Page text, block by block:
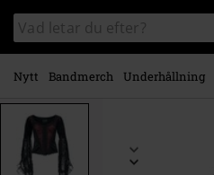
Gå till
huvudinnehåll
Sök
i
katalogen
Nytt Bandmerch Underhållning
www.emp-
p/gothic-
570385.html